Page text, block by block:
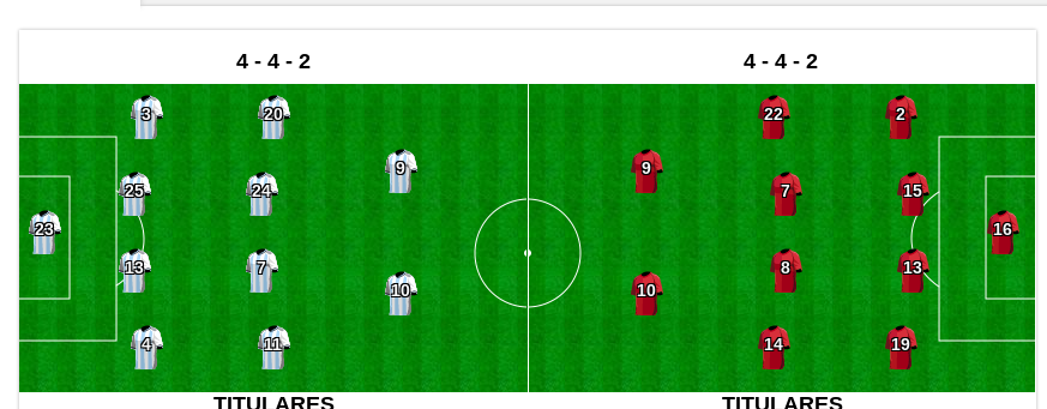
4 - 4 - 2
23
3
25
13
4
20
24
7
11
9
10
4 - 4 - 2
16
2
15
13
19
22
7
8
14
9
10
TITULARES TITULARES